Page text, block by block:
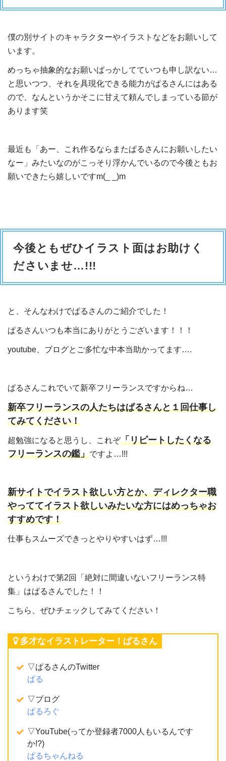
僕の別サイトのキャラクターやイラストなどをお願いして
います。
めっちゃ抽象的なお願いばっかしてていつも申し訳ない…
と思いつつ、それを具現化できる能力がぱるさんにはある
ので、なんというかそこに甘えて頼んでしまっている節が
あります笑
最近も「あー、これ作るならまたぱるさんにお願いしたい
なー」みたいなのがこっそり浮かんでいるので今後ともお
願いできたら嬉しいですm(_ _)m
今後ともぜひイラスト面はお助けく
ださいませ…!!!
と、そんなわけでぱるさんのご紹介でした！
ぱるさんいつも本当にありがとうございます！！！
youtube、ブログとご多忙な中本当助かってます….
ぱるさんこれでいて新卒フリーランスですからね…
新卒フリーランスの人たちはぱるさんと１回仕事し
てみてください！
超勉強になると思うし、これぞ「リピートしたくなる
フリーランスの鑑」ですよ…!!!
新サイトでイラスト欲しい方とか、ディレクター職
やっててイラスト欲しいみたいな方にはめっちゃお
すすめです！
仕事もスムーズできっとやりやすいはず…!!!
というわけで第2回「絶対に間違いないフリーランス特
集」はぱるさんでした！！
こちら、ぜひチェックしてみてください！
多才なイラストレーター！ぱるさん
▽ぱるさんのTwitter
ぱる
▽ブログ
ぱるろぐ
▽YouTube(ってか登録者7000人もいるんです
か!?)
ぱるちゃんねる